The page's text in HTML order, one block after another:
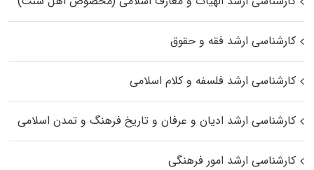
کارشناسی ارشد فقه و حقوق
کارشناسی ارشد فلسفه و کلام اسلامی
کارشناسی ارشد ادیان و عرفان و تاریخ فرهنگ و تمدن اسلامی
کارشناسی ارشد امور فرهنگی